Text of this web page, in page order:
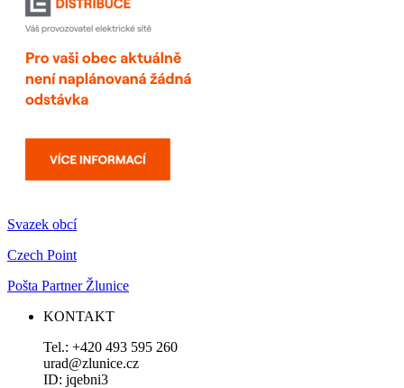
Svazek obcí
Czech Point
Pošta Partner Žlunice
KONTAKT
Tel.: +420 493 595 260
urad@zlunice.cz
ID: jqebni3